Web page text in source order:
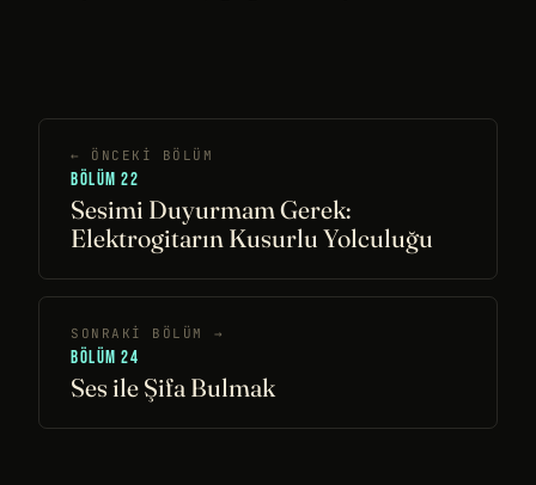
← ÖNCEKI BÖLÜM
BÖLÜM 22
Sesimi Duyurmam Gerek:
Elektrogitarın Kusurlu Yolculuğu
SONRAKI BÖLÜM →
BÖLÜM 24
Ses ile Şifa Bulmak